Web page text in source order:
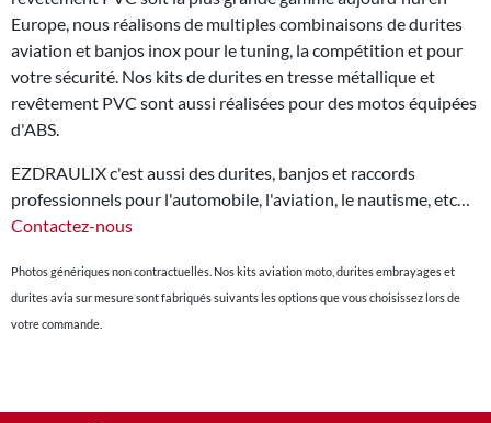
Europe, nous réalisons de multiples combinaisons de durites
aviation et banjos inox pour le tuning, la compétition et pour
votre sécurité. Nos kits de durites en tresse métallique et
revêtement PVC sont aussi réalisées pour des motos équipées
d'ABS.
EZDRAULIX c'est aussi des durites, banjos et raccords
professionnels pour l'automobile, l'aviation, le nautisme, etc…
Contactez-nous
Photos génériques non contractuelles. Nos kits aviation moto, durites embrayages et
durites avia sur mesure sont fabriqués suivants les options que vous choisissez lors de
votre commande.